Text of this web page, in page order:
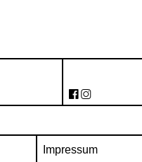
Impressum